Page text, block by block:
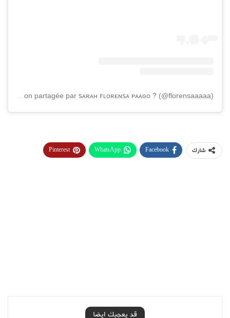
شارك Facebook
WhatsApp
Pinterest
قد يعجبك ايضا